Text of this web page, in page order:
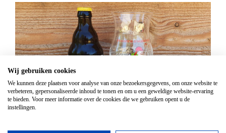
Wij gebruiken cookies
We kunnen deze plaatsen voor analyse van onze bezoekersgegevens, om onze website te
verbeteren, gepersonaliseerde inhoud te tonen en om u een geweldige website-ervaring
te bieden. Voor meer informatie over de cookies die we gebruiken opent u de
instellingen.